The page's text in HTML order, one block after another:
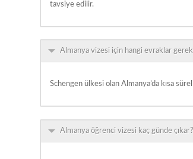
tavsiye edilir.
Almanya vizesi için hangi evraklar
Schengen ülkesi olan Almanya’da kısa
Almanya öğrenci vizesi kaç günde çıkar?